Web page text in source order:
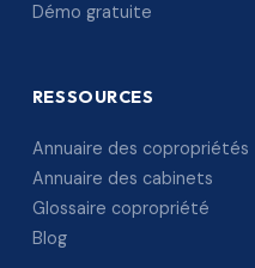
Démo gratuite
RESSOURCES
Annuaire des copropriétés
Annuaire des cabinets
Glossaire copropriété
Blog